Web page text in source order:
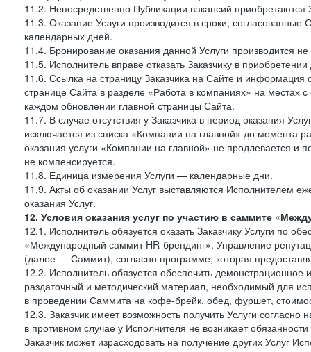
11.2. Непосредственно Публикации вакансий приобретаются
11.3. Оказание Услуги производится в сроки,
календарных дней.
11.4. Бронирование оказания данной Услуги производится
11.5. Исполнитель вправе отказать Заказчику в
11.6. Ссылка на страницу Заказчика на Сайте и информация
странице Сайта в разделе «Работа в компаниях» на
каждом обновлении главной страницы Сайта.
11.7. В случае отсутствия у Заказчика в период оказания
исключается из списка «Компании на главной» до момента
оказания услуги «Компании на главной» не продлевается и
не компенсируется.
11.8. Единица измерения Услуги — календарные дни.
11.9. Акты об оказании Услуг выставляются Исполнителем
оказания Услуг.
12. Условия оказания услуг по участию в саммите
12.1. Исполнитель обязуется оказать Заказчику Услуги по
«Международный саммит HR-брендинг». Управление
(далее — Саммит), согласно программе, которая
12.2. Исполнитель обязуется обеспечить
раздаточный и методический материал, необходимый для
в проведении Саммита на кофе-брейк, обед, фуршет,
12.3. Заказчик имеет возможность получить Услуги
в противном случае у Исполнителя не возникает
Заказчик может израсходовать на получение других Услуг